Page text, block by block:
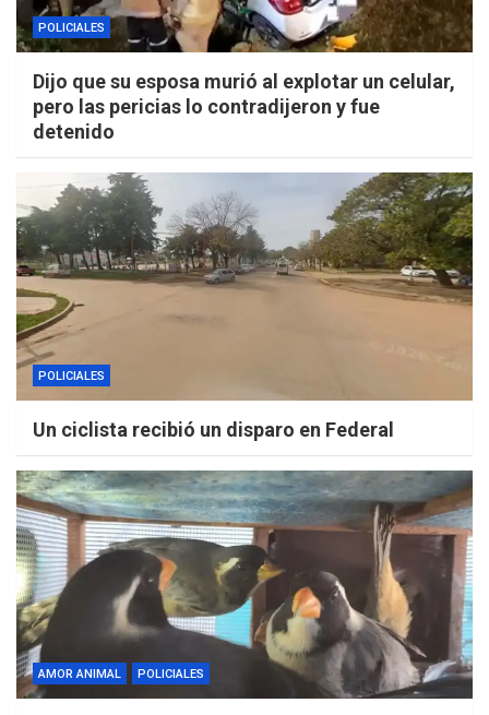
POLICIALES
Dijo que su esposa murió al explotar un celular,
pero las pericias lo contradijeron y fue
detenido
POLICIALES
Un ciclista recibió un disparo en Federal
AMOR ANIMAL POLICIALES